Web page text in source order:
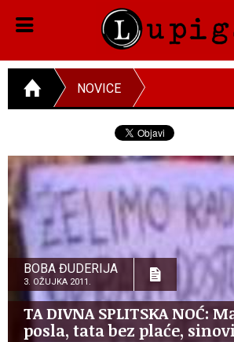
NOVICE
BOBA ĐUDERIJA
3. OŽUJKA 2011.
TA DIVNA SPLITSKA NOĆ:
posla, tata bez plaće,